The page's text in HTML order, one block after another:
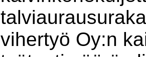
vihertyö Oy:n